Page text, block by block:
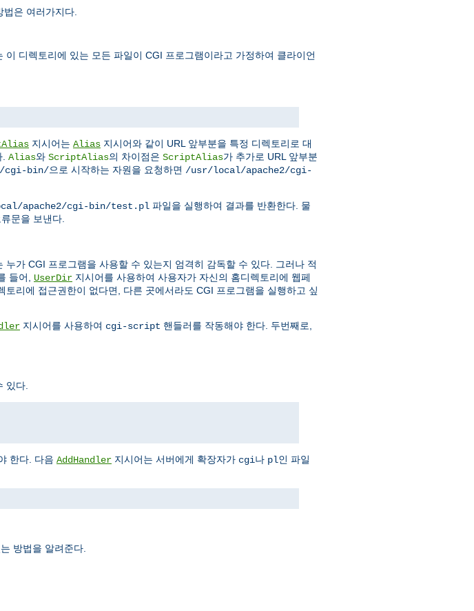
은 여러가지다.
디렉토리에 있는 모든 파일이 CGI 프로그램이라고 가정하여 클라이언
지시어는 Alias 지시어와 같이 URL 앞부분을 특정 디렉토리로 대
. Alias와 ScriptAlias의 차이점은 ScriptAlias가 추가로 URL 앞부분
/cgi-bin/으로 시작하는 자원을 요청하면 /usr/local/apache2/cgi-
apache2/cgi-bin/test.pl 파일을 실행하여 결과를 반환한다. 물
문을 보낸다.
누가 CGI 프로그램을 사용할 수 있는지 엄격히 감독할 수 있다. 그러나 적
들어, UserDir 지시어를 사용하여 사용자가 자신의 홈디렉토리에 웹페
토리에 접근권한이 없다면, 다른 곳에서라도 CGI 프로그램을 실행하고 싶
지시어를 사용하여 cgi-script 핸들러를 작동해야 한다. 두번째로,
있다.
한다. 다음 AddHandler 지시어는 서버에게 확장자가 cgi나 pl인 파일
방법을 알려준다.